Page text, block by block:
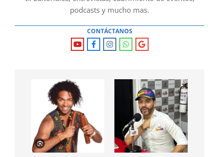
podcasts y mucho mas.
CONTÁCTANOS